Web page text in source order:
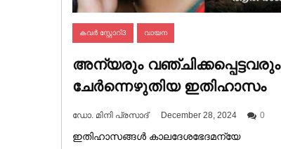
കവർ സ്റ്റോറി3 വായന
അന്യരും വഞ്ചിക്കപ്പെട്ടവരും
ചേര്‍ന്നെഴുതിയ ഇതിഹാസം
ഡോ. മിനി പ്രസാദ്‌ December 28, 2024 0
ഇതിഹാസങ്ങള്‍ കാലദേശഭേദമന്യേ